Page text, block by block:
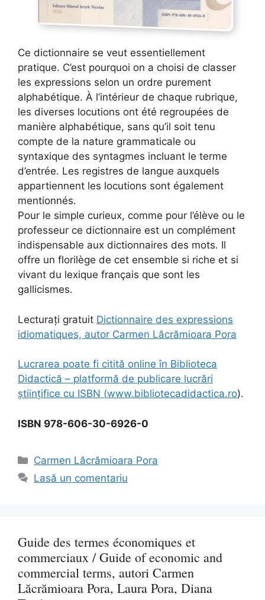
Ce dictionnaire se veut essentiellement
pratique. C’est pourquoi on a choisi de classer
les expressions selon un ordre purement
alphabétique. À l’intérieur de chaque rubrique,
les diverses locutions ont été regroupées de
manière alphabétique, sans qu’il soit tenu
compte de la nature grammaticale ou
syntaxique des syntagmes incluant le terme
d’entrée. Les registres de langue auxquels
appartiennent les locutions sont également
mentionnés.
Pour le simple curieux, comme pour l’élève ou le
professeur ce dictionnaire est un complément
indispensable aux dictionnaires des mots. Il
offre un florilège de cet ensemble si riche et si
vivant du lexique français que sont les
gallicismes.
Lecturați gratuit Dictionnaire des expressions
idiomatiques, autor Carmen Lăcrămioara Pora
Lucrarea poate fi citită online în Biblioteca
Didactică – platformă de publicare lucrări
științifice cu ISBN (www.bibliotecadidactica.ro).
ISBN 978-606-30-6926-0
Categorii
Carmen Lăcrămioara Pora
Lasă un comentariu
Guide des termes économiques et
commerciaux / Guide of economic and
commercial terms, autori Carmen
Lăcrămioara Pora, Laura Pora, Diana